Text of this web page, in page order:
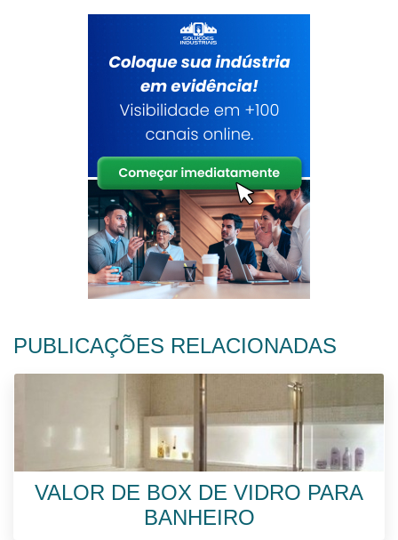
PUBLICAÇÕES RELACIONADAS
VALOR DE BOX DE VIDRO PARA
BANHEIRO